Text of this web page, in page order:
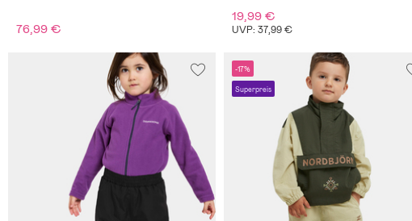
76,99 €
19,99 €
UVP: 37,99 €
-17%
Superpreis